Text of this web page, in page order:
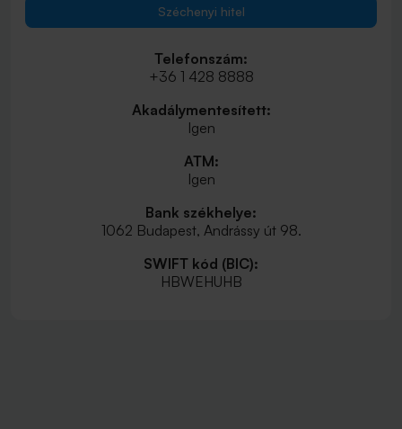
Széchenyi hitel
Telefonszám:
+36 1 428 8888
Akadálymentesített:
Igen
ATM:
Igen
Bank székhelye:
1062 Budapest, Andrássy út 98.
SWIFT kód (BIC):
HBWEHUHB